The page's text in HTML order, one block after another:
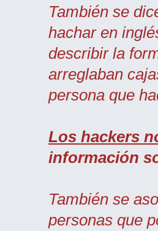
También se
hachar en
describir la
arreglaban
persona que
Los hackers
información
También se
personas que